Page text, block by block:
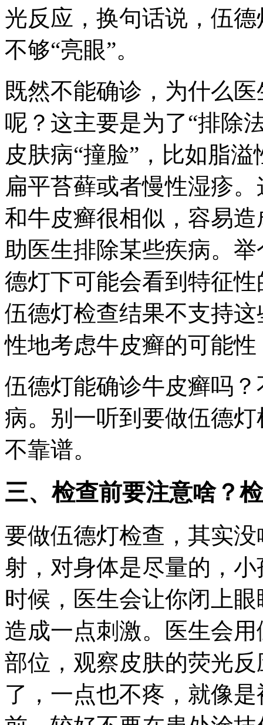
光反应，换句话说，伍
不够“亮眼”。
既然不能确诊，为什么
呢？这主要是为了“排除
皮肤病“撞脸”，比如脂
扁平苔藓或者慢性湿疹
和牛皮癣很相似，容易
助医生排除某些疾病。
德灯下可能会看到特征
伍德灯检查结果不支持
性地考虑牛皮癣的可能
伍德灯能确诊牛皮癣吗
病。别一听到要做伍德
不靠谱。
三、检查前要注意啥？
要做伍德灯检查，其实
射，对身体是尽量的，
时候，医生会让你闭上
造成一点刺激。医生会
部位，观察皮肤的荧光
了，一点也不疼，就像